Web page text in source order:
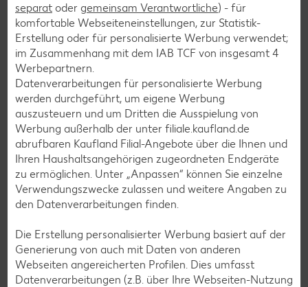
Muffin-Rezepte
Apfelkuchen-Rezepte
Schokokuchen-Rezepte
Torten-Rezepte
Eis-Rezepte
Pfannkuchen-Rezepte
Plätzchen-Rezepte
Smoothie-Rezepte
Bowle-Rezepte
Cocktail-Rezepte
Avocado-Rezepte
separat oder gemeinsam Verantwortliche) - für
komfortable Webseiteneinstellungen, zur Statistik-
Erstellung oder für personalisierte Werbung verwendet;
im Zusammenhang mit dem IAB TCF von insgesamt 4
Werbepartnern.
Datenverarbeitungen für personalisierte Werbung
werden durchgeführt, um eigene Werbung
auszusteuern und um Dritten die Ausspielung von
Werbung außerhalb der unter filiale.kaufland.de
abrufbaren Kaufland Filial-Angebote über die Ihnen und
Ihren Haushaltsangehörigen zugeordneten Endgeräte
zu ermöglichen. Unter „Anpassen“ können Sie einzelne
Verwendungszwecke zulassen und weitere Angaben zu
den Datenverarbeitungen finden.
Die Erstellung personalisierter Werbung basiert auf der
Generierung von auch mit Daten von anderen
Webseiten angereicherten Profilen. Dies umfasst
Datenverarbeitungen (z.B. über Ihre Webseiten-Nutzung